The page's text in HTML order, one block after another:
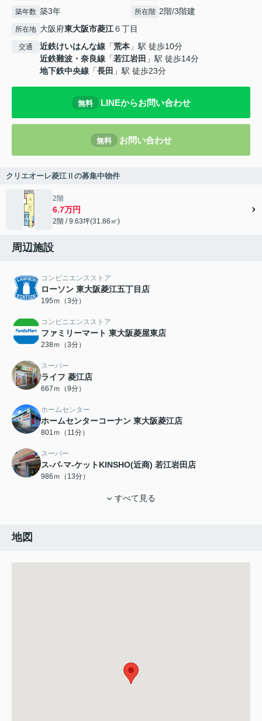
築年数 築3年 所在階 2階/3階建
所在地 大阪府東大阪市菱江６丁目
交通 近鉄けいはんな線 「荒本 」駅 徒歩10分
近鉄難波・奈良線 「若江岩田 」駅 徒歩14分
地下鉄中央線 「長田 」駅 徒歩23分
無料 LINEからお問い合わせ
無料 お問い合わせ
クリエオーレ菱江Ⅱの募集中物件
2階
6.7万円
2階 / 9.63坪(31.86㎡)
周辺施設
コンビニエンスストア
ローソン 東大阪菱江五丁目店
195ｍ（3分）
コンビニエンスストア
ファミリーマート 東大阪菱屋東店
238ｍ（3分）
スーパー
ライフ 菱江店
667ｍ（9分）
ホームセンター
ホームセンターコーナン 東大阪菱江店
801ｍ（11分）
スーパー
ス-パ-マ-ケットKINSHO(近商) 若江岩田店
986ｍ（13分）
すべて見る
地図